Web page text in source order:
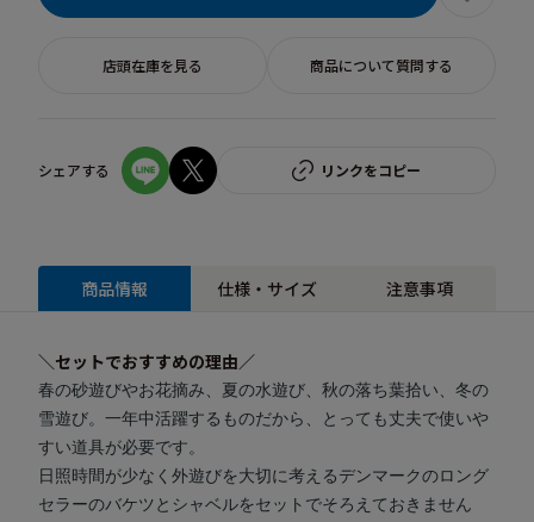
店頭在庫を見る 商品について質問する
シェアする リンクをコピー
商品情報 仕様・サイズ 注意事項
＼セットでおすすめの理由／
春の砂遊びやお花摘み、夏の水遊び、秋の落ち葉拾い、冬の
雪遊び。一年中活躍するものだから、とっても丈夫で使いや
すい道具が必要です。
日照時間が少なく外遊びを大切に考えるデンマークのロング
セラーのバケツとシャベルをセットでそろえておきません